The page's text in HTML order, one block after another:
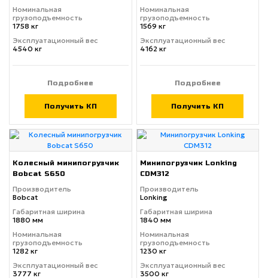
Номинальная
грузоподъемность
1758 кг
Эксплуатационный вес
4540 кг
Подробнее
Получить КП
Номинальная
грузоподъемность
1569 кг
Эксплуатационный вес
4162 кг
Подробнее
Получить КП
Колесный минипогрузчик
Bobcat S650
Производитель
Bobcat
Габаритная ширина
1880 мм
Номинальная
грузоподъемность
1282 кг
Эксплуатационный вес
3777 кг
Минипогрузчик Lonking
CDM312
Производитель
Lonking
Габаритная ширина
1840 мм
Номинальная
грузоподъемность
1230 кг
Эксплуатационный вес
3500 кг